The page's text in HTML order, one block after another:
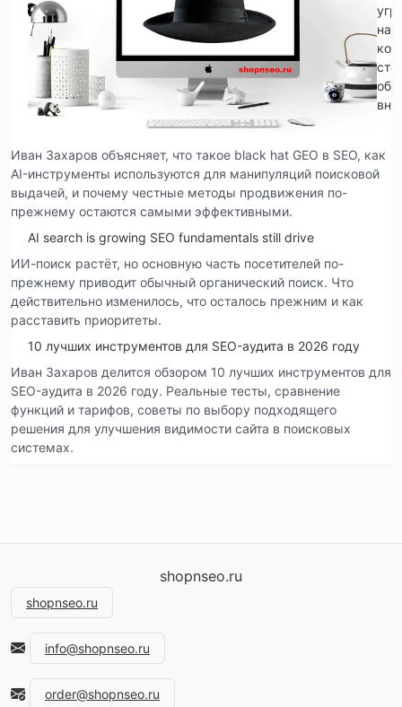
на
Иван Захаров объясняет, что такое black hat GEO в SEO, как
AI-инструменты используются для манипуляций поисковой
выдачей, и почему честные методы продвижения по-
прежнему остаются самыми эффективными.
AI search is growing SEO fundamentals still drive
ИИ-поиск растёт, но основную часть посетителей по-
прежнему приводит обычный органический поиск. Что
действительно изменилось, что осталось прежним и как
расставить приоритеты.
10 лучших инструментов для SEO-аудита в 2026 году
Иван Захаров делится обзором 10 лучших инструментов для
SEO-аудита в 2026 году. Реальные тесты, сравнение
функций и тарифов, советы по выбору подходящего
решения для улучшения видимости сайта в поисковых
системах.
shopnseo.ru
shopnseo.ru
info@shopnseo.ru
order@shopnseo.ru